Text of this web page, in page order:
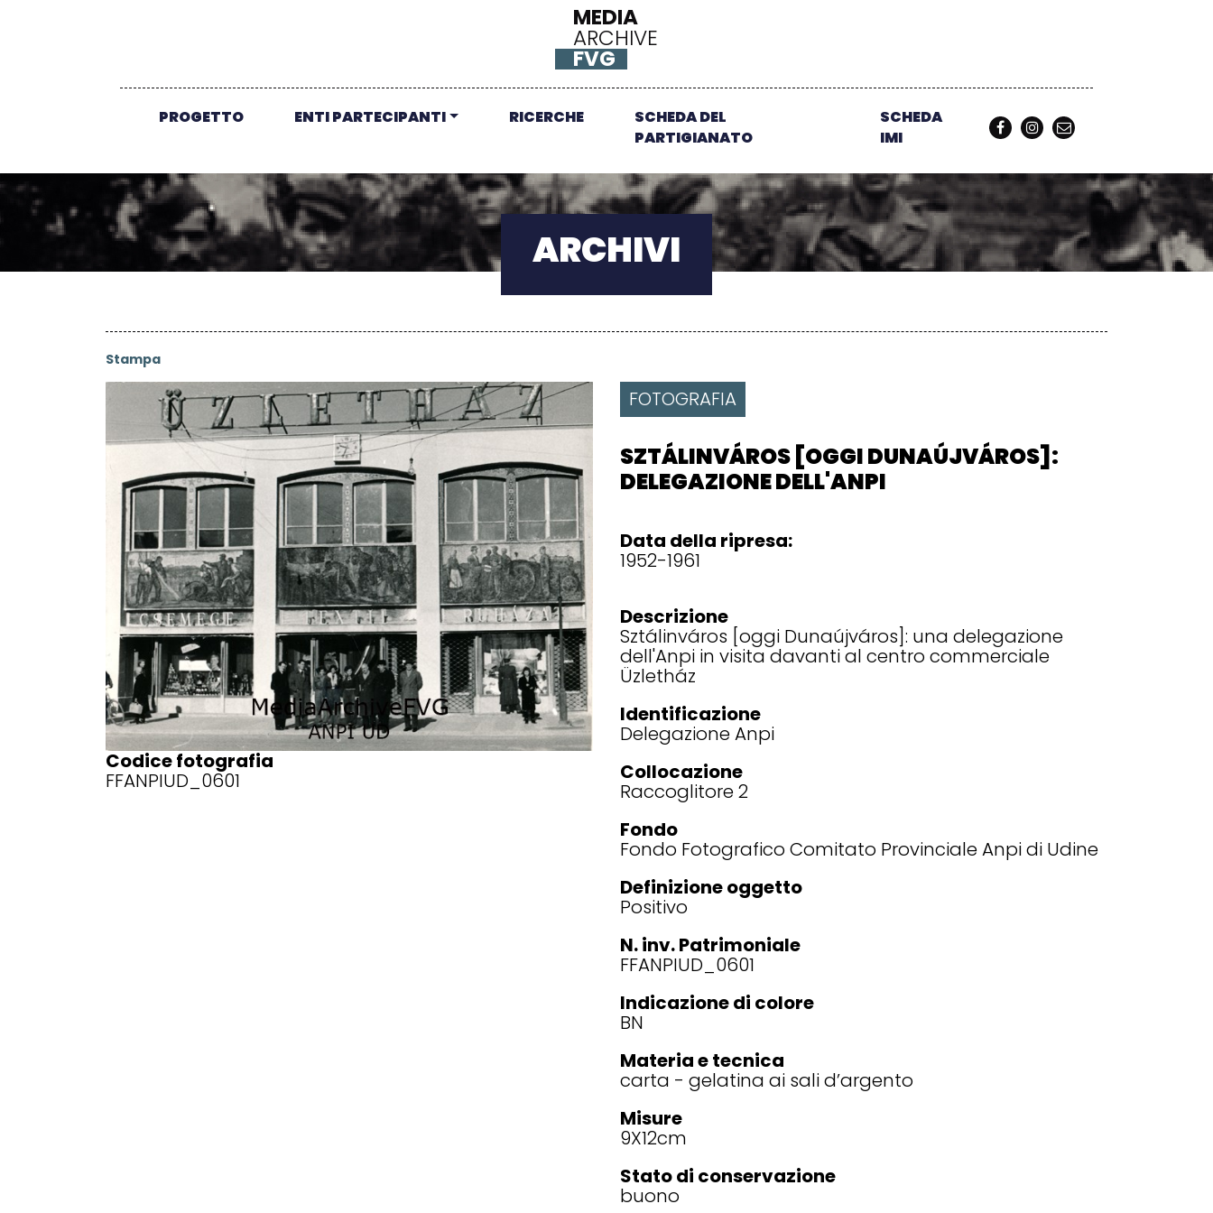
MEDIA
ARCHIVE
FVG
PROGETTO ENTI PARTECIPANTI RICERCHE
SCHEDA DEL
PARTIGIANATO
SCHEDA
IMI
ARCHIVI
Stampa
Codice fotografia
FFANPIUD_0601
FOTOGRAFIA
SZTÁLINVÁROS [OGGI DUNAÚJVÁROS]:
DELEGAZIONE DELL'ANPI
Data della ripresa:
1952-1961
Descrizione
Sztálinváros [oggi Dunaújváros]: una delegazione
dell'Anpi in visita davanti al centro commerciale
Üzletház
Identificazione
Delegazione Anpi
Collocazione
Raccoglitore 2
Fondo
Fondo Fotografico Comitato Provinciale Anpi di Udine
Definizione oggetto
Positivo
N. inv. Patrimoniale
FFANPIUD_0601
Indicazione di colore
BN
Materia e tecnica
carta - gelatina ai sali d’argento
Misure
9X12cm
Stato di conservazione
buono